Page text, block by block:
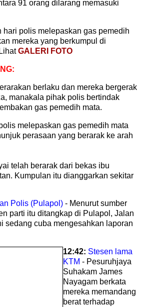
91 orang dilarang memasuki
hari polis melepaskan gas pemedih
mereka yang berkumpul di
GALERI FOTO
berlaku dan mereka bergerak
manakala pihak polis bertindak
gas pemedih mata.
melepaskan gas pemedih mata
perasaan yang berarak ke arah
telah berarak dari bekas ibu
Kumpulan itu dianggarkan sekitar
Polis (Pulapol) - Menurut sumber
parti itu ditangkap di Pulapol, Jalan
sedang cuba mengesahkan laporan
12:42: Stesen lama
KTM - Pesuruhjaya
Suhakam James
Nayagam berkata
mereka memandang
berat terhadap